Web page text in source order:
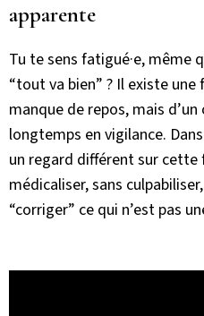
apparente
Tu te sens fatigué·e, même
“tout va bien” ? Il existe
manque de repos, mais
longtemps en vigilance.
un regard différent sur cette
médicaliser, sans
“corriger” ce qui n’est pas